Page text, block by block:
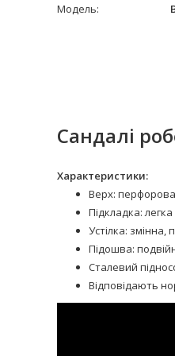
Модель:
Сандалі
Характеристики:
Верх:
Підкладка:
Устілка:
Підошва:
Сталевий
Відповідають